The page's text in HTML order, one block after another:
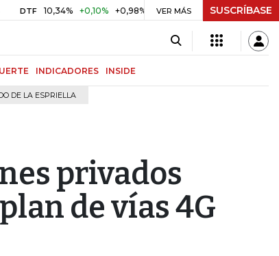
10,34% +0,10% +0,98% UVR $ 416,91 +$ 0,05 +0,01%
VER MÁS SUSCRÍBASE
INDICADORES INSIDE
DE LA ESPRIELLA
privados
de vías 4G